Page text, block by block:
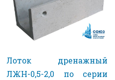
Лоток дренажный
ЛЖН-0,5-2,0 по серии